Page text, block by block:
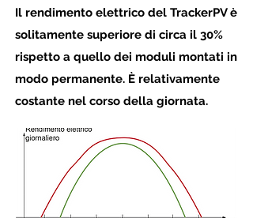
Il rendimento elettrico del TrackerPV è
solitamente superiore di circa il 30%
rispetto a quello dei moduli montati in
modo permanente. È relativamente
costante nel corso della giornata.